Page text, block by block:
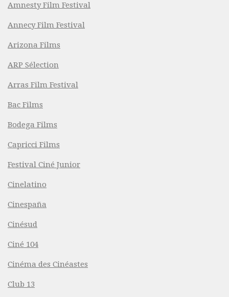
Amnesty Film Festival
Annecy Film Festival
Arizona Films
ARP Sélection
Arras Film Festival
Bac Films
Bodega Films
Capricci Films
Festival Ciné Junior
Cinelatino
Cinespaña
Cinésud
Ciné 104
Cinéma des Cinéastes
Club 13